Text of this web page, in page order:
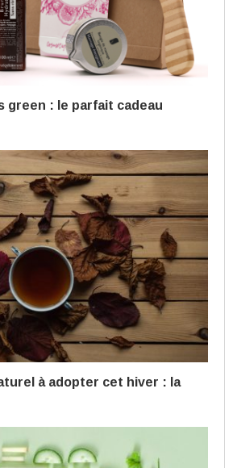
green : le parfait cadeau
à adopter cet hiver : la